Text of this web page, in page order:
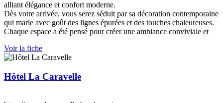
alliant élégance et confort moderne.
Dès votre arrivée, vous serez séduit par sa décoration contemporaine
qui marie avec goût des lignes épurées et des touches chaleureuses.
Chaque espace a été pensé pour créer une ambiance conviviale et
Voir la fiche
Hôtel La Caravelle